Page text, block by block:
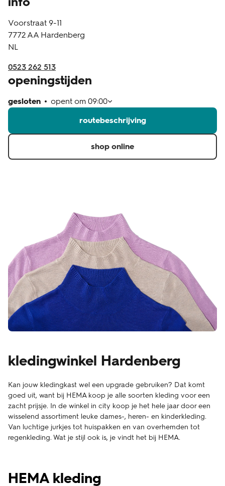
Voorstraat 9-11
7772 AA Hardenberg
NL
0523 262 513
openingstijden
gesloten opent om 09:00
routebeschrijving
shop online
kledingwinkel Hardenberg
Kan jouw kledingkast wel een upgrade gebruiken? Dat komt
goed uit, want bij HEMA koop je alle soorten kleding voor een
zacht prijsje. In de winkel in city koop je het hele jaar door een
wisselend assortiment leuke dames-, heren- en kinderkleding.
Van luchtige jurkjes tot huispakken en van overhemden tot
regenkleding. Wat je stijl ook is, je vindt het bij HEMA.
HEMA kleding